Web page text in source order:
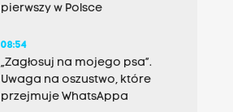
pierwszy w Polsce
08:54
„Zagłosuj na mojego psa”.
Uwaga na oszustwo, które
przejmuje WhatsAppa